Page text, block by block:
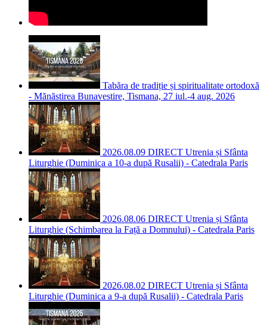
Tabăra de tradiție și spiritualitate ortodoxă
- Mănăstirea Bunavestire, Tismana, 27 iul.-4 aug. 2026
2026.08.09 DIRECT Utrenia și Sfânta
Liturghie (Duminica a 10-a după Rusalii) - Catedrala Paris
2026.08.06 DIRECT Utrenia și Sfânta
Liturghie (Schimbarea la Față a Domnului) - Catedrala Paris
2026.08.02 DIRECT Utrenia și Sfânta
Liturghie (Duminica a 9-a după Rusalii) - Catedrala Paris